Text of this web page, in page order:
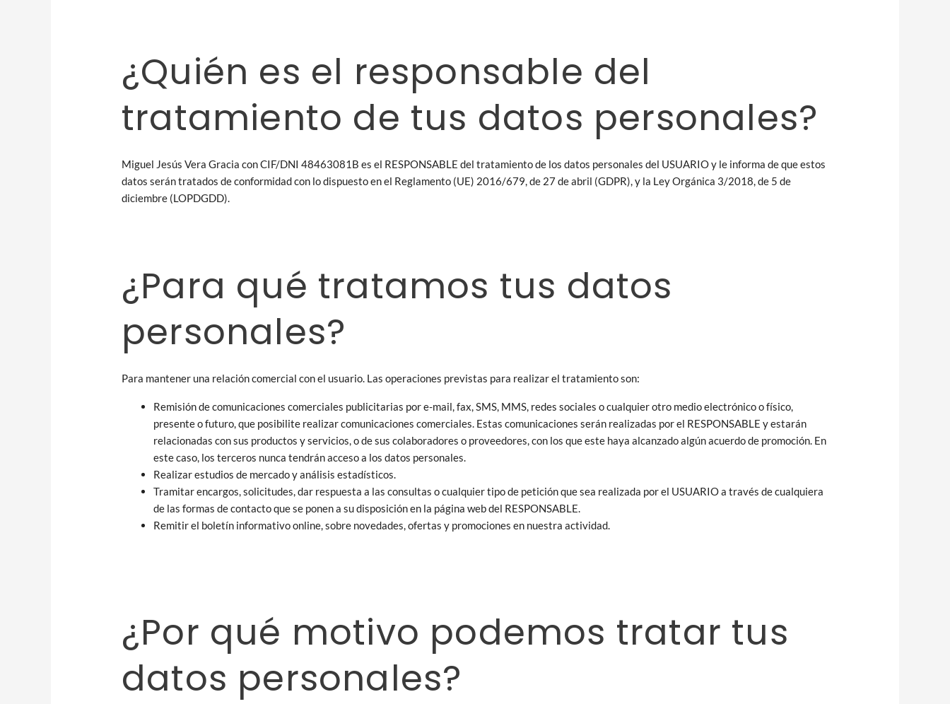
¿Quién es el responsable del
tratamiento de tus datos personales?
Miguel Jesús Vera Gracia con CIF/DNI 48463081B es el RESPONSABLE del tratamiento de los datos personales del USUARIO y le informa de que estos
datos serán tratados de conformidad con lo dispuesto en el Reglamento (UE) 2016/679, de 27 de abril (GDPR), y la Ley Orgánica 3/2018, de 5 de
diciembre (LOPDGDD).
¿Para qué tratamos tus datos
personales?
Para mantener una relación comercial con el usuario. Las operaciones previstas para realizar el tratamiento son:
Remisión de comunicaciones comerciales publicitarias por e-mail, fax, SMS, MMS, redes sociales o cualquier otro medio electrónico o físico,
presente o futuro, que posibilite realizar comunicaciones comerciales. Estas comunicaciones serán realizadas por el RESPONSABLE y estarán
relacionadas con sus productos y servicios, o de sus colaboradores o proveedores, con los que este haya alcanzado algún acuerdo de promoción. En
este caso, los terceros nunca tendrán acceso a los datos personales.
Realizar estudios de mercado y análisis estadísticos.
Tramitar encargos, solicitudes, dar respuesta a las consultas o cualquier tipo de petición que sea realizada por el USUARIO a través de cualquiera
de las formas de contacto que se ponen a su disposición en la página web del RESPONSABLE.
Remitir el boletín informativo online, sobre novedades, ofertas y promociones en nuestra actividad.
¿Por qué motivo podemos tratar tus
datos personales?